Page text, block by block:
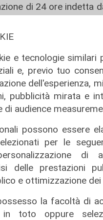
e tecnologie similari
e, previo tuo
dell'esperienza,
pubblicità mirata e
audience
possono essere
per le
di
delle prestazioni
e ottimizzazione dei
la facoltà di
toto oppure
di 24 ore indetta
operatori urbani, il
e il 16,67% del
linea Genova-Casella.
è in corso
del Gruppo
è iniziata alle 21 di
alle 21 di oggi, con
il traffico ferroviario
aggiornati
seguiteci sul
Whatsapp,su